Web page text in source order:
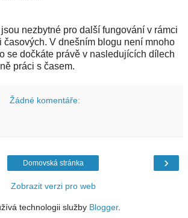
nezbytné pro další fungování v rámci
časových. V dnešním blogu není mnoho
se dočkáte právě v nasledujících dílech
práci s časem.
Žádné komentáře:
›
Domovská stránka
Zobrazit verzi pro web
technologii služby Blogger.